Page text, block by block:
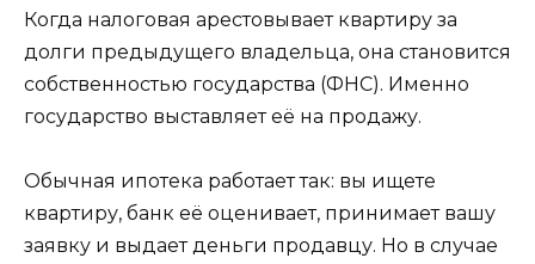
Когда налоговая арестовывает квартиру за
долги предыдущего владельца, она становится
собственностью государства (ФНС). Именно
государство выставляет её на продажу.
Обычная ипотека работает так: вы ищете
квартиру, банк её оценивает, принимает вашу
заявку и выдает деньги продавцу. Но в случае